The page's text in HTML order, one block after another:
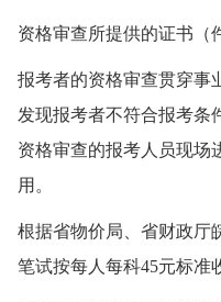
资格审查所提供的证书（
报考者的资格审查贯穿事
发现报考者不符合报考条
资格审查的报考人员现场
用。
根据省物价局、省财政厅
笔试按每人每科45元标准